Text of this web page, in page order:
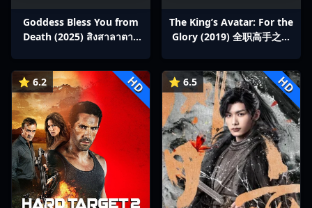
Goddess Bless You from
Death (2025) สิงสาลาตาย
The King’s Avatar: For the
Glory (2019) 全职高手之巅
⭐ 6.2 HD ⭐ 6.5 HD